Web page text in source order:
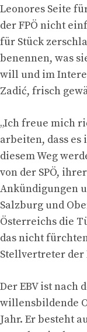
Leonores Seite
der FPÖ nicht
für Stück
benennen, was
will und im
Zadić, frisch
„Ich freue mich
arbeiten, dass
diesem Weg
von der SPÖ,
Ankündigungen
Salzburg und
Österreichs die
das nicht
Stellvertreter der
Der EBV ist nach
willensbildende
Jahr. Er besteht